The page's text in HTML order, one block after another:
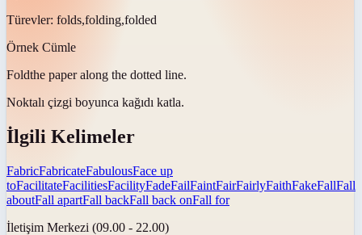
Türevler: folds,folding,folded
Örnek Cümle
Foldthe paper along the dotted line.
Noktalı çizgi boyunca kağıdı katla.
İlgili Kelimeler
FabricFabricateFabulousFace up
toFacilitateFacilitiesFacilityFadeFailFaintFairFairlyFaithFakeFallFall
aboutFall apartFall backFall back onFall for
İletişim Merkezi (09.00 - 22.00)